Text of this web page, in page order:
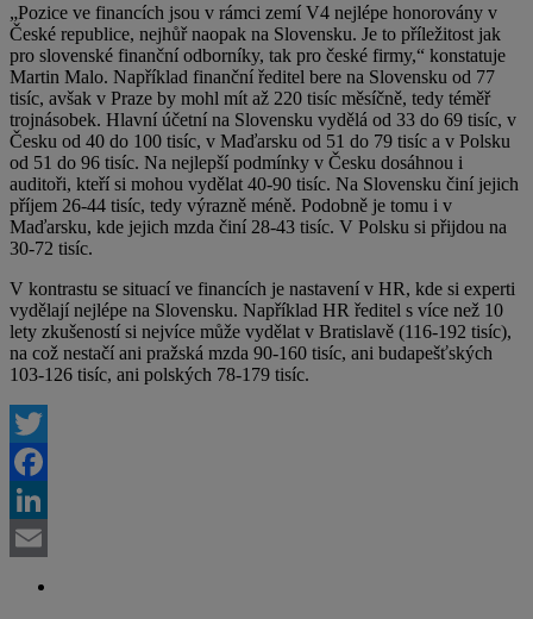
„Pozice ve financích jsou v rámci zemí V4 nejlépe honorovány v
České republice, nejhůř naopak na Slovensku. Je to příležitost jak
pro slovenské finanční odborníky, tak pro české firmy,“ konstatuje
Martin Malo. Například finanční ředitel bere na Slovensku od 77
tisíc, avšak v Praze by mohl mít až 220 tisíc měsíčně, tedy téměř
trojnásobek. Hlavní účetní na Slovensku vydělá od 33 do 69 tisíc, v
Česku od 40 do 100 tisíc, v Maďarsku od 51 do 79 tisíc a v Polsku
od 51 do 96 tisíc. Na nejlepší podmínky v Česku dosáhnou i
auditoři, kteří si mohou vydělat 40-90 tisíc. Na Slovensku činí jejich
příjem 26-44 tisíc, tedy výrazně méně. Podobně je tomu i v
Maďarsku, kde jejich mzda činí 28-43 tisíc. V Polsku si přijdou na
30-72 tisíc.
V kontrastu se situací ve financích je nastavení v HR, kde si experti
vydělají nejlépe na Slovensku. Například HR ředitel s více než 10
lety zkušeností si nejvíce může vydělat v Bratislavě (116-192 tisíc),
na což nestačí ani pražská mzda 90-160 tisíc, ani budapešťských
103-126 tisíc, ani polských 78-179 tisíc.
Twitter
Facebook
LinkedIn